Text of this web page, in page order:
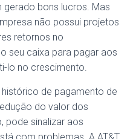
gerado bons lucros. Mas
não possui projetos
retornos no
seu caixa para pagar aos
lo no crescimento.
de pagamento de
do valor dos
pode sinalizar aos